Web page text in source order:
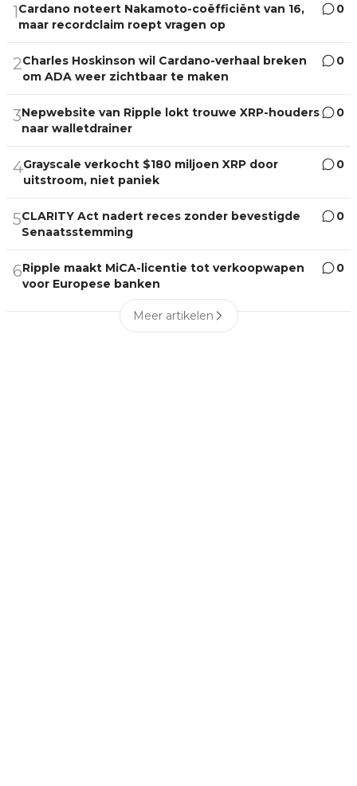
1Cardano noteert Nakamoto-coëfficiënt van 16,
maar recordclaim roept vragen op
0
2Charles Hoskinson wil Cardano-verhaal breken
om ADA weer zichtbaar te maken
0
3Nepwebsite van Ripple lokt trouwe XRP-houders
naar walletdrainer
0
4Grayscale verkocht $180 miljoen XRP door
uitstroom, niet paniek
0
5CLARITY Act nadert reces zonder bevestigde
Senaatsstemming
0
6Ripple maakt MiCA-licentie tot verkoopwapen
voor Europese banken
0
Meer artikelen